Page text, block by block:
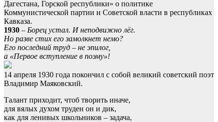
Дагестана, Горской республики» о политике
Коммунистической партии и Советской власти в республиках
Кавказа.
1930 – Борец устал. И неподвижно лёг.
Но разве стих его замолкнет немо?
Его последний труд – не эпилог,
а «Первое вступление в поэму»!
14 апреля 1930 года покончил с собой великий советский поэт
Владимир Маяковский.
Талант приходит, чтоб творить иначе,
для вялых духом труден он и дик,
как для ленивых школьников – задача,